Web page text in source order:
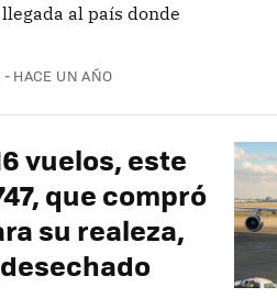
al país donde
HACE UN AÑO
vuelos, este
que compró
su realeza,